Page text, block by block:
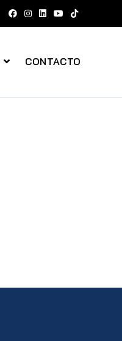
CONTACTO